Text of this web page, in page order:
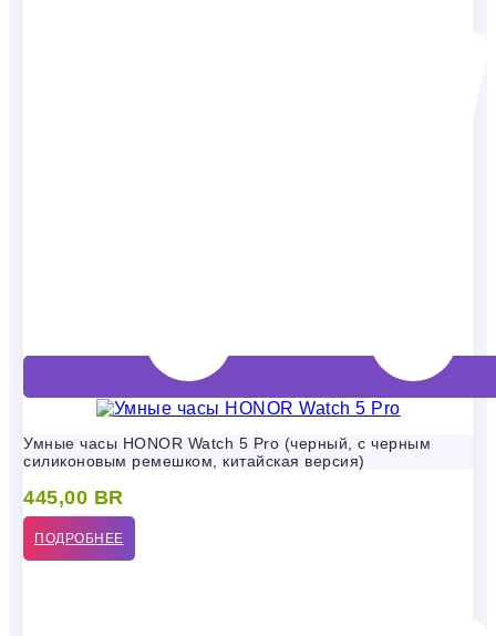
Умные часы HONOR Watch 5 Pro (черный, с черным
силиконовым ремешком, китайская версия)
445,00 BR
ПОДРОБНЕЕ